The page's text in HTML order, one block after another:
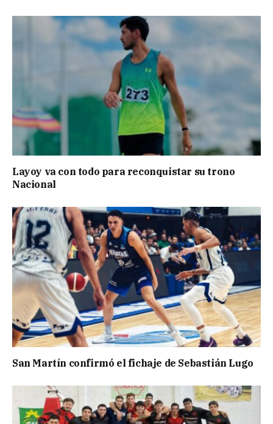
Layoy va con todo para reconquistar su trono
Nacional
San Martín confirmó el fichaje de Sebastián Lugo